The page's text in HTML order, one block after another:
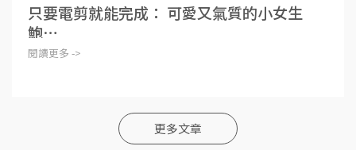
只要電剪就能完成： 可愛又氣質的小女生
鮑⋯
閱讀更多 ->
更多文章